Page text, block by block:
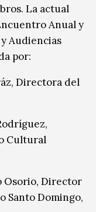
La actual
Anual y
Audiencias
por:
Directora del
Cultural
Osorio, Director
Santo Domingo,